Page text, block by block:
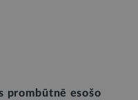
prombūtnē esošo